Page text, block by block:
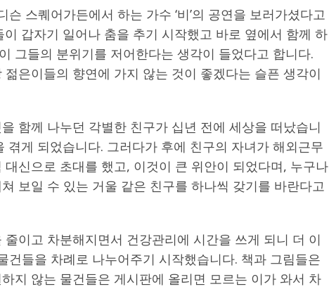
스퀘어가든에서 하는 가수 ‘비’의 공연을 보러가셨다고
갑자기 일어나 춤을 추기 시작했고 바로 옆에서 함께 하
그들의 분위기를 저어한다는 생각이 들었다고 합니다.
은이들의 향연에 가지 않는 것이 좋겠다는 슬픈 생각이
함께 나누던 각별한 친구가 십년 전에 세상을 떠났습니
겪게 되었습니다. 그러다가 후에 친구의 자녀가 해외근무
신으로 초대를 했고, 이것이 큰 위안이 되었다며, 누구나
보일 수 있는 거울 같은 친구를 하나씩 갖기를 바란다고
이고 차분해지면서 건강관리에 시간을 쓰게 되니 더 이
건들을 차례로 나누어주기 시작했습니다. 책과 그림들은
지 않는 물건들은 게시판에 올리면 모르는 이가 와서 차